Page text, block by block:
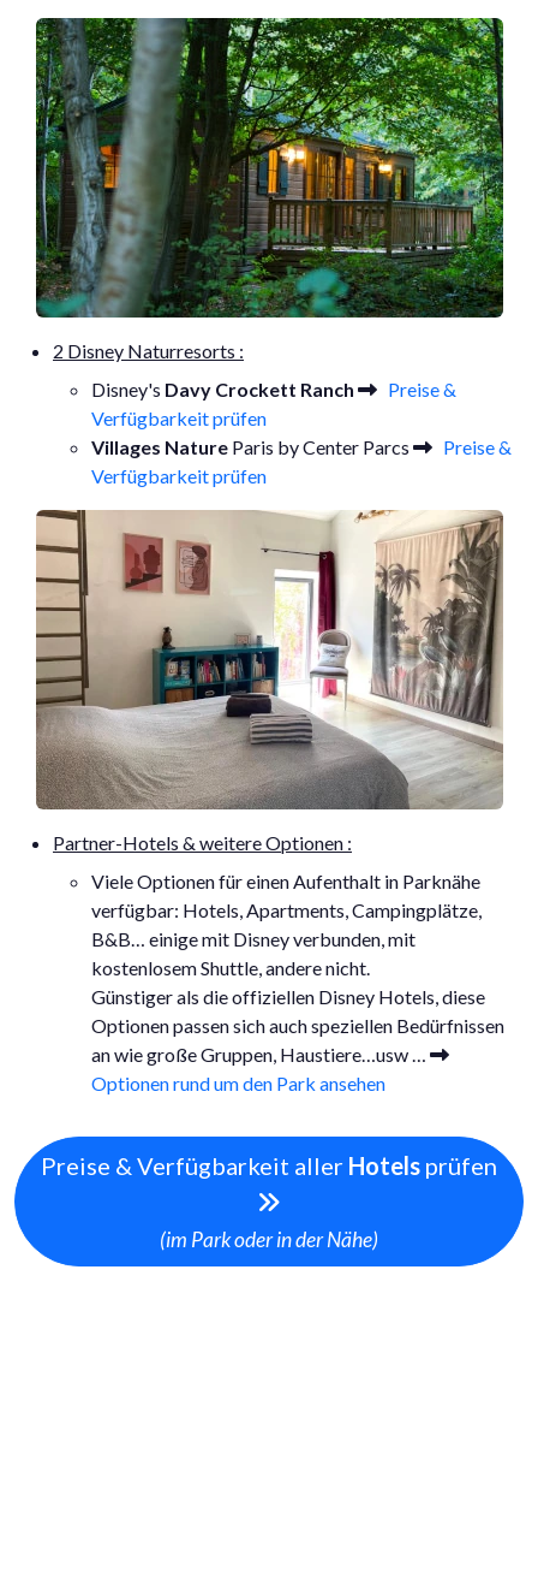
2 Disney Naturresorts :
Disney's Davy Crockett Ranch
Preise &
Verfügbarkeit prüfen
Villages Nature Paris by Center Parcs
Preise &
Verfügbarkeit prüfen
Partner-Hotels & weitere Optionen :
Viele Optionen für einen Aufenthalt in Parknähe
verfügbar: Hotels, Apartments, Campingplätze,
B&B… einige mit Disney verbunden, mit
kostenlosem Shuttle, andere nicht.
Günstiger als die offiziellen Disney Hotels, diese
Optionen passen sich auch speziellen Bedürfnissen
an wie große Gruppen, Haustiere…usw …
Optionen rund um den Park ansehen
Preise & Verfügbarkeit aller Hotels prüfen
(im Park oder in der Nähe)